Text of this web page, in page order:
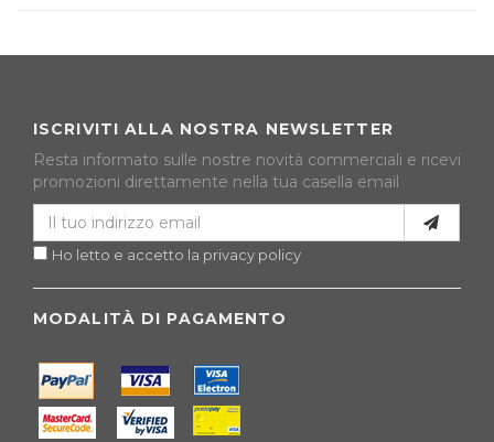
ISCRIVITI ALLA NOSTRA NEWSLETTER
Resta informato sulle nostre novità commerciali e ricevi
promozioni direttamente nella tua casella email
Ho letto e accetto la privacy policy
MODALITÀ DI PAGAMENTO